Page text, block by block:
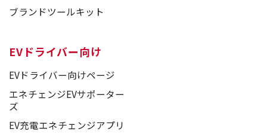
ブランドツールキット
EVドライバー向け
EVドライバー向けページ
エネチェンジEVサポーター
ズ
EV充電エネチェンジアプリ